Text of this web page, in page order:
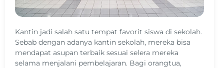
Kantin jadi salah satu tempat favorit siswa di sekolah.
Sebab dengan adanya kantin sekolah, mereka bisa
mendapat asupan terbaik sesuai selera mereka
selama menjalani pembelajaran. Bagi orangtua,